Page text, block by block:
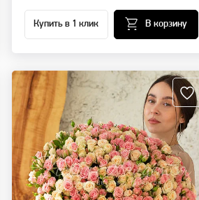
Купить в 1 клик В корзину